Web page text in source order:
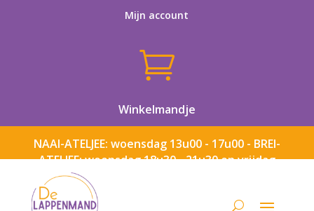
Mijn account

Winkelmandje
NAAI-ATELJEE: woensdag 13u00 - 17u00 - BREI-
ATELJEE: woensdag 18u30 - 21u30 en vrijdag